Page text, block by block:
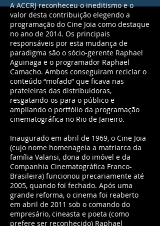
A ACCRJ reconheceu o ineditismo e o
valor desta contribuição elegendo a
programação do Cine Joia como destaque
no ano de 2014. Os principais
responsáveis por esta mudança de
paradigma são o sócio-gerente Raphael
Aguinaga e o programador Raphael
Camacho. Ambos conseguiram reciclar o
conteúdo “mofado” que ficava nas
prateleiras das distribuidoras,
resgatando-os para o público e
ampliando o portfólio da programação
cinematográfica no Rio de Janeiro.
Inaugurado em abril de 1969, o Cine Joia
(cujo nome homenageia a matriarca da
família Valansi, dona do imóvel e da
Companhia Cinematográfica Franco-
Brasileira) funcionou precariamente até
2005, quando foi fechado. Após uma
grande reforma, o cinema foi reaberto
em abril de 2011 sob o comando do
empresário, cineasta e poeta (como
prefere ser reconhecido) Raphael